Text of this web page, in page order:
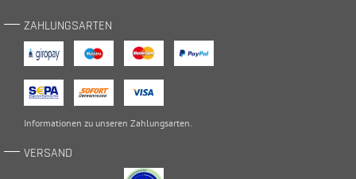
ZAHLUNGSARTEN
Informationen zu unseren Zahlungsarten
VERSAND